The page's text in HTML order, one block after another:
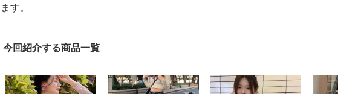
ます。
今回紹介する商品一覧